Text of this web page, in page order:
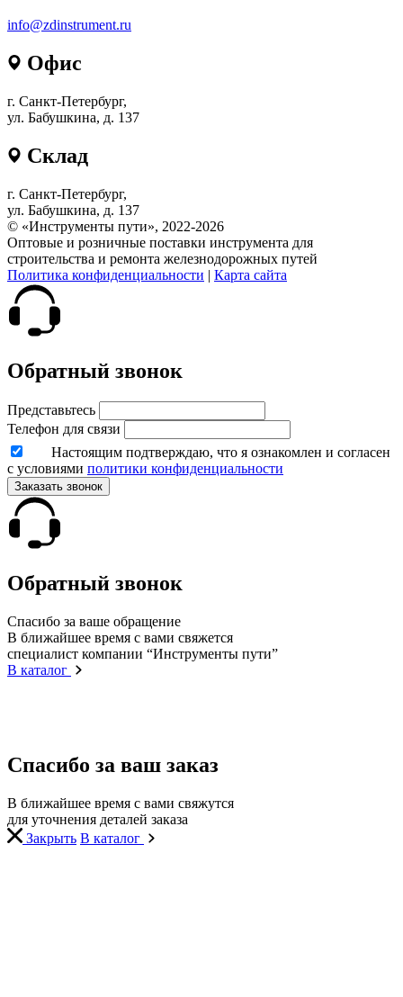
info@zdinstrument.ru
Офис
г. Санкт-Петербург,
ул. Бабушкина, д. 137
Склад
г. Санкт-Петербург,
ул. Бабушкина, д. 137
© «Инструменты пути», 2022-2026
Оптовые и розничные поставки инструмента для
строительства и ремонта железнодорожных путей
Политика конфиденциальности | Карта сайта
Обратный звонок
Представьтесь
Телефон для связи
Настоящим подтверждаю, что я ознакомлен и согласен
с условиями политики конфиденциальности
Заказать звонок
Обратный звонок
Спасибо за ваше обращение
В ближайшее время с вами свяжется
специалист компании “Инструменты пути”
В каталог
Спасибо за ваш заказ
В ближайшее время с вами свяжутся
для уточнения деталей заказа
Закрыть В каталог